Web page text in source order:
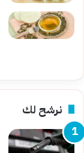
نرشح لك